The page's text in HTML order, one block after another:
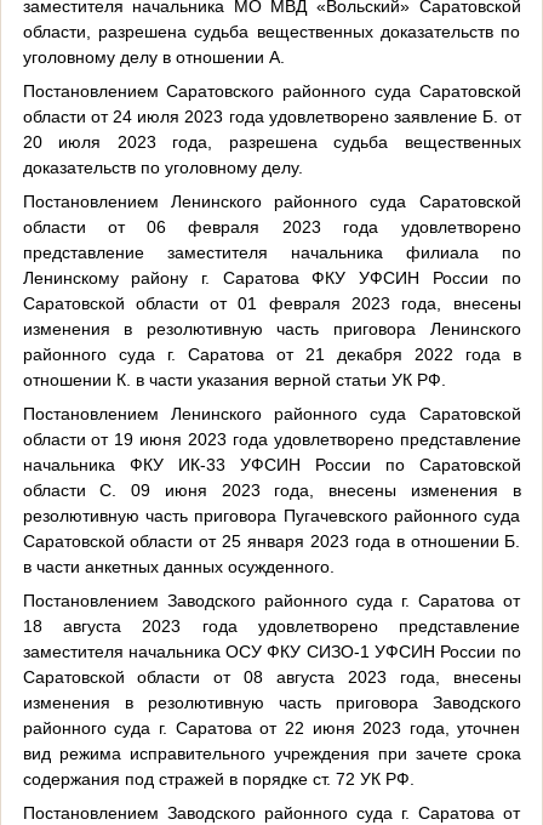
заместителя начальника МО МВД «Вольский» Саратовской
области, разрешена судьба вещественных доказательств по
уголовному делу в отношении А.
Постановлением Саратовского районного суда Саратовской
области от 24 июля 2023 года удовлетворено заявление Б. от
20 июля 2023 года, разрешена судьба вещественных
доказательств по уголовному делу.
Постановлением Ленинского районного суда Саратовской
области от 06 февраля 2023 года удовлетворено
представление заместителя начальника филиала по
Ленинскому району г. Саратова ФКУ УФСИН России по
Саратовской области от 01 февраля 2023 года, внесены
изменения в резолютивную часть приговора Ленинского
районного суда г. Саратова от 21 декабря 2022 года в
отношении К. в части указания верной статьи УК РФ.
Постановлением Ленинского районного суда Саратовской
области от 19 июня 2023 года удовлетворено представление
начальника ФКУ ИК-33 УФСИН России по Саратовской
области С. 09 июня 2023 года, внесены изменения в
резолютивную часть приговора Пугачевского районного суда
Саратовской области от 25 января 2023 года в отношении Б.
в части анкетных данных осужденного.
Постановлением Заводского районного суда г. Саратова от
18 августа 2023 года удовлетворено представление
заместителя начальника ОСУ ФКУ СИЗО-1 УФСИН России по
Саратовской области от 08 августа 2023 года, внесены
изменения в резолютивную часть приговора Заводского
районного суда г. Саратова от 22 июня 2023 года, уточнен
вид режима исправительного учреждения при зачете срока
содержания под стражей в порядке ст. 72 УК РФ.
Постановлением Заводского районного суда г. Саратова от